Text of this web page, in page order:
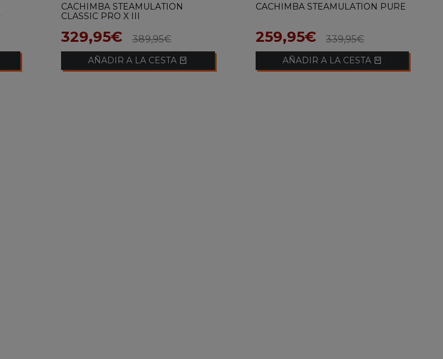
CACHIMBA STEAMULATION
CLASSIC PRO X III
329,95€ 389,95€
AÑADIR A LA CESTA
CACHIMBA STEAMULATION PURE
259,95€ 339,95€
AÑADIR A LA CESTA